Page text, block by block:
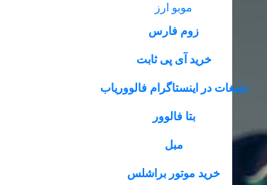
موبو ارز
زوم فارس
خرید آی پی ثابت
تبلیغات در اینستاگرام فالووریاب
بتا فالوور
مبل
خرید موتور براشلس